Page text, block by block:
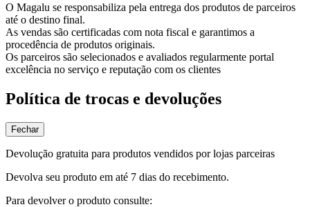
O Magalu se responsabiliza pela entrega dos produtos de parceiros
até o destino final.
As vendas são certificadas com nota fiscal e garantimos a
procedência de produtos originais.
Os parceiros são selecionados e avaliados regularmente portal
excelência no serviço e reputação com os clientes
Política de trocas e devoluções
Fechar
Devolução gratuita para produtos vendidos por lojas parceiras
Devolva seu produto em até 7 dias do recebimento.
Para devolver o produto consulte: